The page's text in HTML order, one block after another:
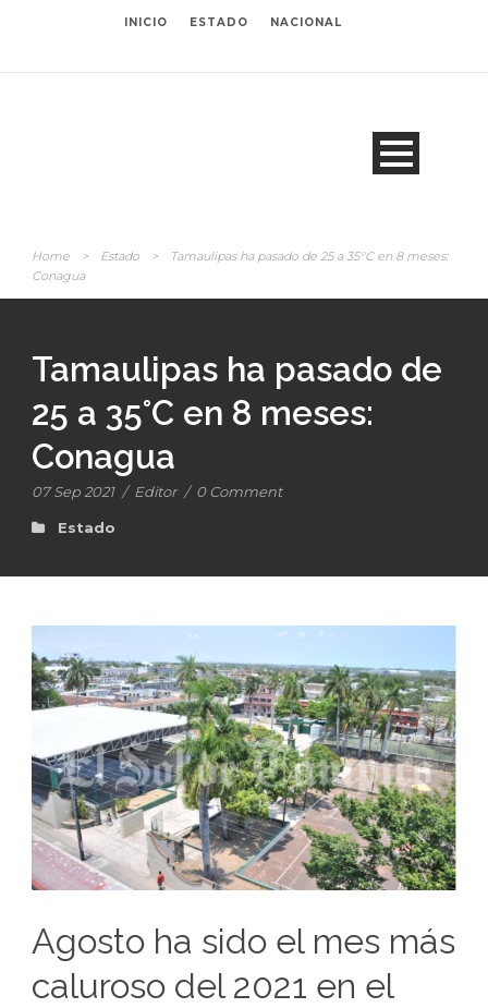
INICIO ESTADO NACIONAL
Home > Estado >
Tamaulipas ha pasado de 25 a 35°C en 8 meses:
Conagua
Tamaulipas ha pasado de
25 a 35°C en 8 meses:
Conagua
07 Sep 2021 / Editor / 0 Comment
Estado
Agosto ha sido el mes más
caluroso del 2021 en el